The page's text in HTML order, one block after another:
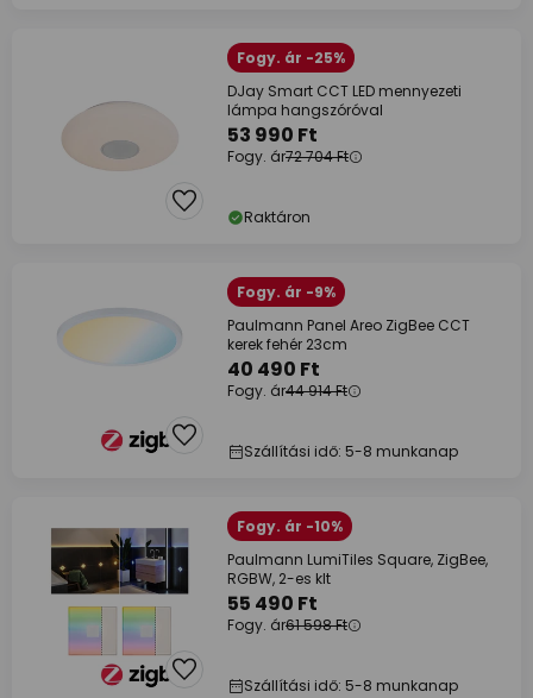
Fogy. ár -25%
DJay Smart CCT LED mennyezeti
lámpa hangszóróval
53 990 Ft
Fogy. ár72 704 Ft
Raktáron
Fogy. ár -9%
Paulmann Panel Areo ZigBee CCT
kerek fehér 23cm
40 490 Ft
Fogy. ár44 914 Ft
Szállítási idő: 5-8 munkanap
Fogy. ár -10%
Paulmann LumiTiles Square, ZigBee,
RGBW, 2-es klt
55 490 Ft
Fogy. ár61 598 Ft
Szállítási idő: 5-8 munkanap